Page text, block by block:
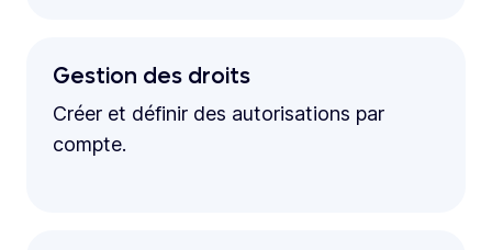
Gestion des droits
Créer et définir des autorisations par
compte.